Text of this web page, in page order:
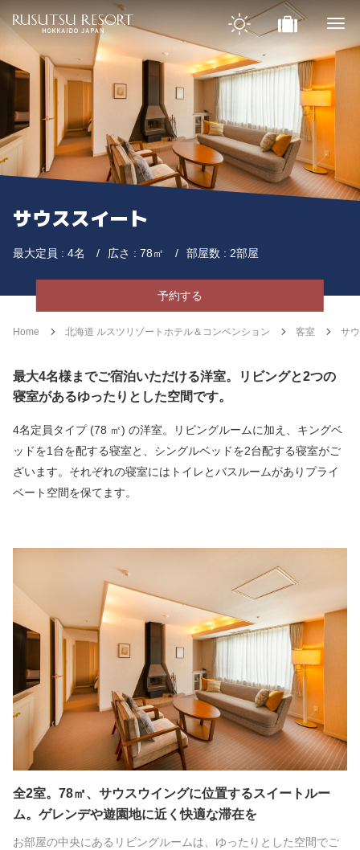
サウススイート
最大定員 : 4名 広さ : 78㎡ 部屋数 : 2部屋
予約する
Home 北海道 ルスツリゾートホテル＆コンベンション 客室 サ
最大4名様までご宿泊いただける洋室。リビングと2つの
寝室があるゆったりとした空間です。
4名定員タイプ (78 ㎡) の洋室。リビングルームに加え、キングベ
ッドを1台を配する寝室と、シングルベッドを2台配する寝室がご
ざいます。それぞれの寝室にはトイレとバスルームがありプライ
ベート空間を保てます。
全2室。78㎡、サウスウイングに位置するスイートルー
ム。ゲレンデや遊園地に近く快適な滞在を
お部屋の中央にあるリビングルームは、ゆったりとした空間でご